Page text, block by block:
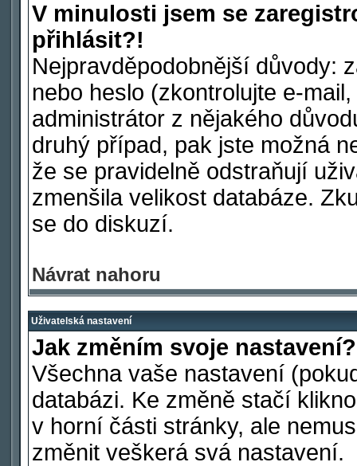
V minulosti jsem se
přihlásit?!
Nejpravděpodobnější důvody:
nebo heslo (zkontrolujte e-
administrátor z nějakého
druhý případ, pak jste možná
že se pravidelně odstraňují
zmenšila velikost databáze.
se do diskuzí.
Návrat nahoru
Uživatelská nastavení
Jak změním svoje nastavení?
Všechna vaše nastavení
databázi. Ke změně stačí
v horní části stránky, ale
změnit veškerá svá nastavení.